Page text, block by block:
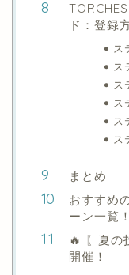
ド：登録
ス
ス
ス
ス
ス
ス
まとめ
おすすめ
ーン一覧！
🔥 〖夏の
開催！